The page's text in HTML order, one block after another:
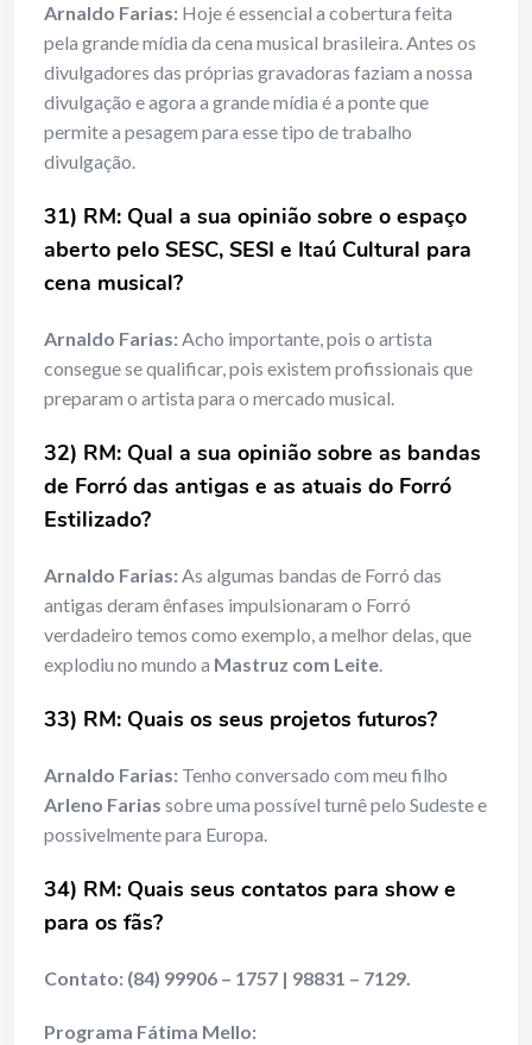
Arnaldo Farias: Hoje é essencial a cobertura feita
pela grande mídia da cena musical brasileira. Antes os
divulgadores das próprias gravadoras faziam a nossa
divulgação e agora a grande mídia é a ponte que
permite a pesagem para esse tipo de trabalho
divulgação.
31) RM: Qual a sua opinião sobre o espaço
aberto pelo SESC, SESI e Itaú Cultural para
cena musical?
Arnaldo Farias:Acho importante, pois o artista
consegue se qualificar, pois existem profissionais que
preparam o artista para o mercado musical.
32) RM: Qual a sua opinião sobre as bandas
de Forró das antigas e as atuais do Forró
Estilizado?
Arnaldo Farias:As algumas bandas de Forró das
antigas deram ênfases impulsionaram o Forró
verdadeiro temos como exemplo, a melhor delas, que
explodiu no mundo a Mastruz com Leite.
33) RM: Quais os seus projetos futuros?
Arnaldo Farias: Tenho conversado com meu filho
Arleno Farias sobre uma possível turnê pelo Sudeste e
possivelmente para Europa.
34) RM: Quais seus contatos para show e
para os fãs?
Contato: (84) 99906 – 1757 | 98831 – 7129.
Programa Fátima Mello: